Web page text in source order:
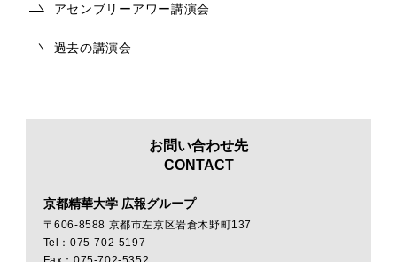
アセンブリーアワー講演会
過去の講演会
お問い合わせ先
CONTACT
京都精華大学 広報グループ
〒606-8588 京都市左京区岩倉木野町137
Tel：075-702-5197